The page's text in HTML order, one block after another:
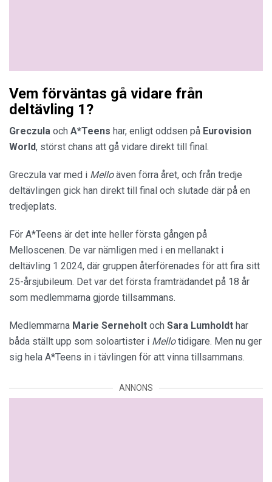
Vem förväntas gå vidare från
deltävling 1?
Greczula och A*Teens har, enligt oddsen på Eurovision
World, störst chans att gå vidare direkt till final.
Greczula var med i Melloäven förra året, och från tredje
deltävlingen gick han direkt till final och slutade där på en
tredjeplats.
För A*Teens är det inte heller första gången på
Melloscenen. De var nämligen med i en mellanakt i
deltävling 1 2024, där gruppen återförenades för att fira sitt
25-årsjubileum. Det var det första framträdandet på 18 år
som medlemmarna gjorde tillsammans.
Medlemmarna Marie Serneholt och Sara Lumholdt har
båda ställt upp som soloartister i Mellotidigare. Men nu ger
sig hela A*Teens in i tävlingen för att vinna tillsammans.
ANNONS